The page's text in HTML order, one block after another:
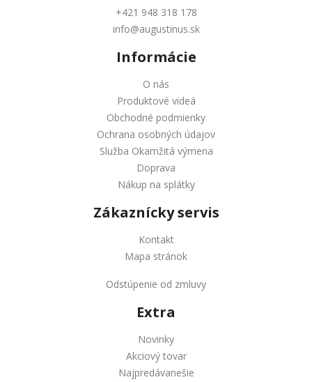
+421 948 318 178
info@augustinus.sk
Informácie
O nás
Produktové videá
Obchodné podmienky
Ochrana osobných údajov
Služba Okamžitá výmena
Doprava
Nákup na splátky
Zákaznícky servis
Kontakt
Mapa stránok
Odstúpenie od zmluvy
Extra
Novinky
Akciový tovar
Najpredávanešie